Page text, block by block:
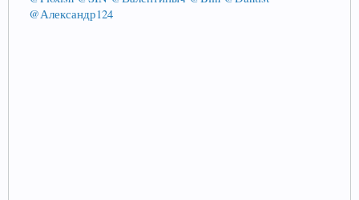
@Александр124